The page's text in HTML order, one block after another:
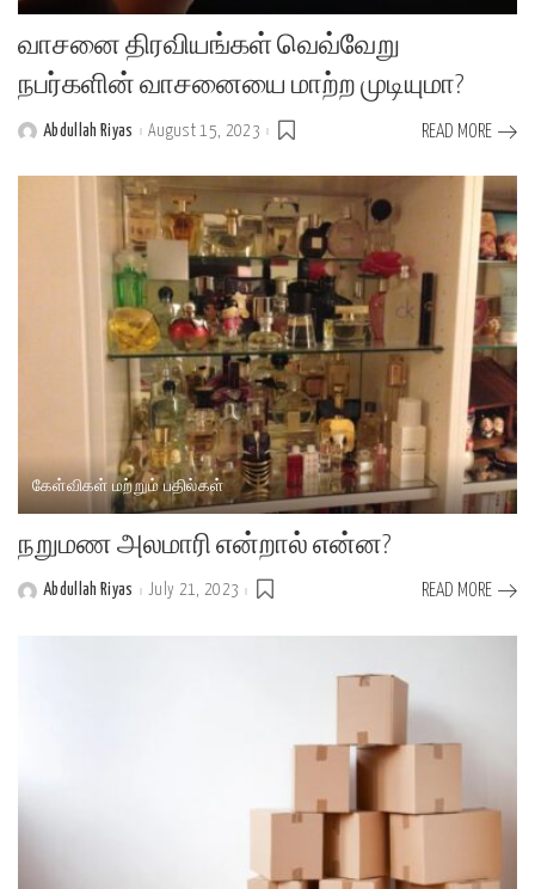
வாசனை திரவியங்கள் வெவ்வேறு
நபர்களின் வாசனையை மாற்ற முடியுமா?
PostedAbdullah Riyas August 15, 2023 READ MORE
கேள்விகள் மற்றும் பதில்கள்
நறுமண அலமாரி என்றால் என்ன?
PostedAbdullah Riyas July 21, 2023 READ MORE